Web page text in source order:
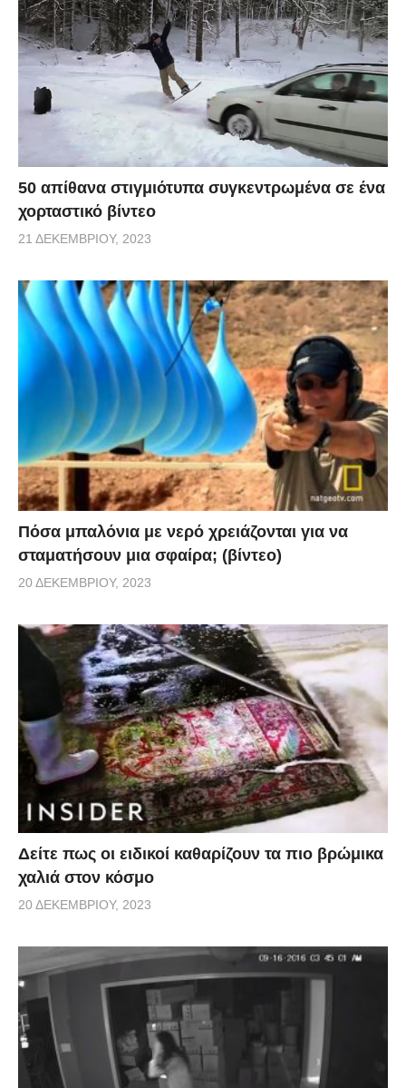
50 απίθανα στιγμιότυπα συγκεντρωμένα σε ένα
χορταστικό βίντεο
21 ΔΕΚΕΜΒΡΊΟΥ, 2023
Πόσα μπαλόνια με νερό χρειάζονται για να
σταματήσουν μια σφαίρα; (βίντεο)
20 ΔΕΚΕΜΒΡΊΟΥ, 2023
Δείτε πως οι ειδικοί καθαρίζουν τα πιο βρώμικα
χαλιά στον κόσμο
20 ΔΕΚΕΜΒΡΊΟΥ, 2023